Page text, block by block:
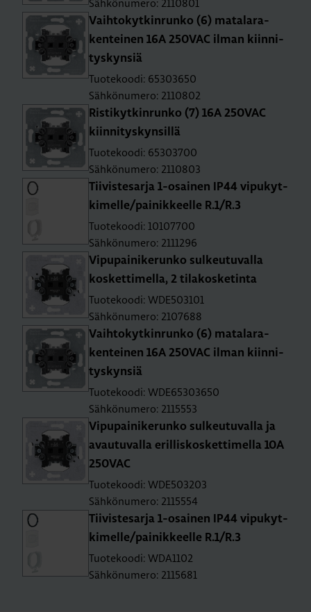
Sähkönumero: 2110801
Vaih­to­kyt­kin­run­ko (6) ma­ta­la­ra­
ken­tei­nen 16A 250­VAC ilman kiin­ni­
tys­kyn­siä
Tuotekoodi: 65303650
Sähkönumero: 2110802
Ris­ti­kyt­kin­run­ko (7) 16A 250­VAC
kiin­ni­tys­kyn­sil­lä
Tuotekoodi: 65303700
Sähkönumero: 2110803
Tii­vis­te­sar­ja 1-osai­nen IP44 vi­pu­kyt­
ki­mel­le/pai­nik­keel­le R.1/R.3
Tuotekoodi: 10107700
Sähkönumero: 2111296
Vi­pu­pai­ni­ke­run­ko sul­keu­tu­val­la
kos­ket­ti­mel­la, 2 ti­la­kos­ke­tin­ta
Tuotekoodi: WDE503101
Sähkönumero: 2107688
Vaih­to­kyt­kin­run­ko (6) ma­ta­la­ra­
ken­tei­nen 16A 250­VAC ilman kiin­ni­
tys­kyn­siä
Tuotekoodi: WDE65303650
Sähkönumero: 2115553
Vi­pu­pai­ni­ke­run­ko sul­keu­tu­val­la ja
avau­tu­val­la eril­lis­kos­ket­ti­mel­la 10A
250­VAC
Tuotekoodi: WDE503203
Sähkönumero: 2115554
Tii­vis­te­sar­ja 1-osai­nen IP44 vi­pu­kyt­
ki­mel­le/pai­nik­keel­le R.1/R.3
Tuotekoodi: WDA1102
Sähkönumero: 2115681